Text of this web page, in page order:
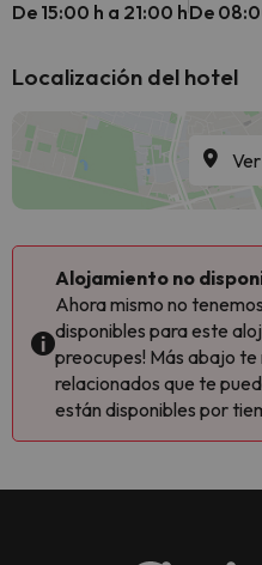
De 15:00 h a 21:00 hDe
Localización del hotel
Alojamiento no
Ahora mismo no
disponibles para este
preocupes! Más abajo
relacionados que te
están disponibles por